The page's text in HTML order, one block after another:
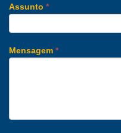
Assunto *
Mensagem *